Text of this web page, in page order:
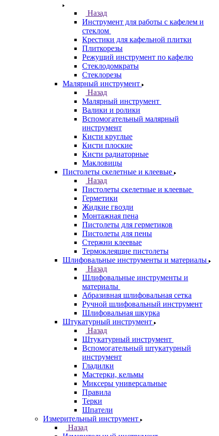
Назад
Инструмент для работы с кафелем и
стеклом
Крестики для кафельной плитки
Плиткорезы
Режущий инструмент по кафелю
Стеклодомкраты
Стеклорезы
Малярный инструмент
Назад
Малярный инструмент
Валики и ролики
Вспомогательный малярный
инструмент
Кисти круглые
Кисти плоские
Кисти радиаторные
Макловицы
Пистолеты скелетные и клеевые
Назад
Пистолеты скелетные и клеевые
Герметики
Жидкие гвозди
Монтажная пена
Пистолеты для герметиков
Пистолеты для пены
Стержни клеевые
Термоклеящие пистолеты
Шлифовальные инструменты и материалы
Назад
Шлифовальные инструменты и
материалы
Абразивная шлифовальная сетка
Ручной шлифовальный инструмент
Шлифовальная шкурка
Штукатурный инструмент
Назад
Штукатурный инструмент
Вспомогательный штукатурный
инструмент
Гладилки
Мастерки, кельмы
Миксеры универсальные
Правила
Терки
Шпатели
Измерительный инструмент
Назад